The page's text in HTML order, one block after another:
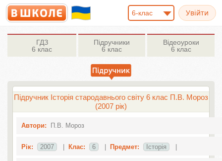
6-клас
ГДЗ
6 клас
Підручники
6 клас
Відеоуроки
6 клас
Підручник Історія стародавнього свiту 6 клас П.В. Мороз
(2007 рік)
Автори: П.В. Мороз
Рік: 2007 Клас: 6 Предмет: Історія